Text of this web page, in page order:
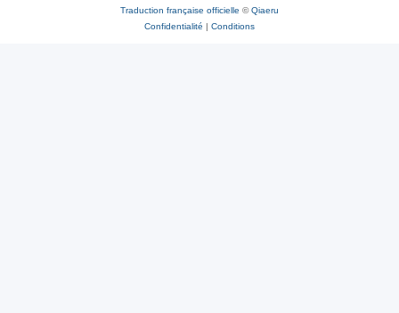
Traduction française officielle ©Qiaeru
Confidentialité | Conditions